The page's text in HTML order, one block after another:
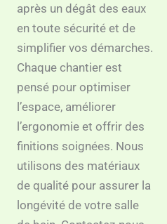
après un dégât des eaux
en toute sécurité et de
simplifier vos démarches.
Chaque chantier est
pensé pour optimiser
l’espace, améliorer
l’ergonomie et offrir des
finitions soignées. Nous
utilisons des matériaux
de qualité pour assurer la
longévité de votre salle